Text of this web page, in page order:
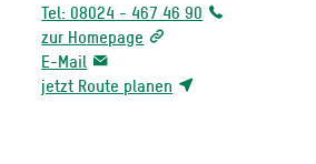
Tel: 08024 - 467 46 90
zur Homepage
E-Mail
jetzt Route planen